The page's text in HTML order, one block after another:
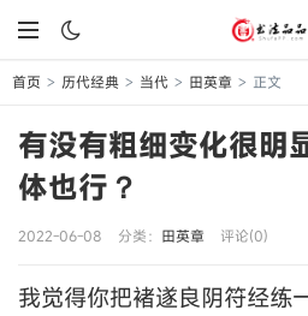
首页 > 历代经典 > 当代 > 田英章 > 正文
有没有粗细变化很明
体也行？
2022-06-08 分类： 田英章 评论(0)
我觉得你把褚遂良阴符经练